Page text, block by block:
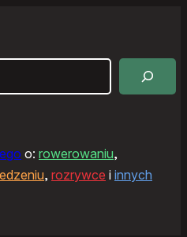
o: rowerowaniu,
, rozrywce i innych